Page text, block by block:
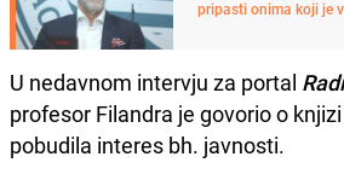
pripasti onima koji je
U nedavnom intervju za portal
profesor Filandra je govorio o
pobudila interes bh. javnosti.